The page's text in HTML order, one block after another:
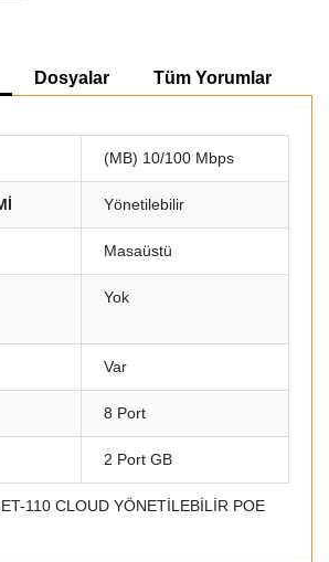
Dosyalar Tüm Yorumlar
(MB) 10/100 Mbps
Yönetilebilir
Masaüstü
Yok
Var
8 Port
2 Port GB
110 CLOUD YÖNETİLEBİLİR POE